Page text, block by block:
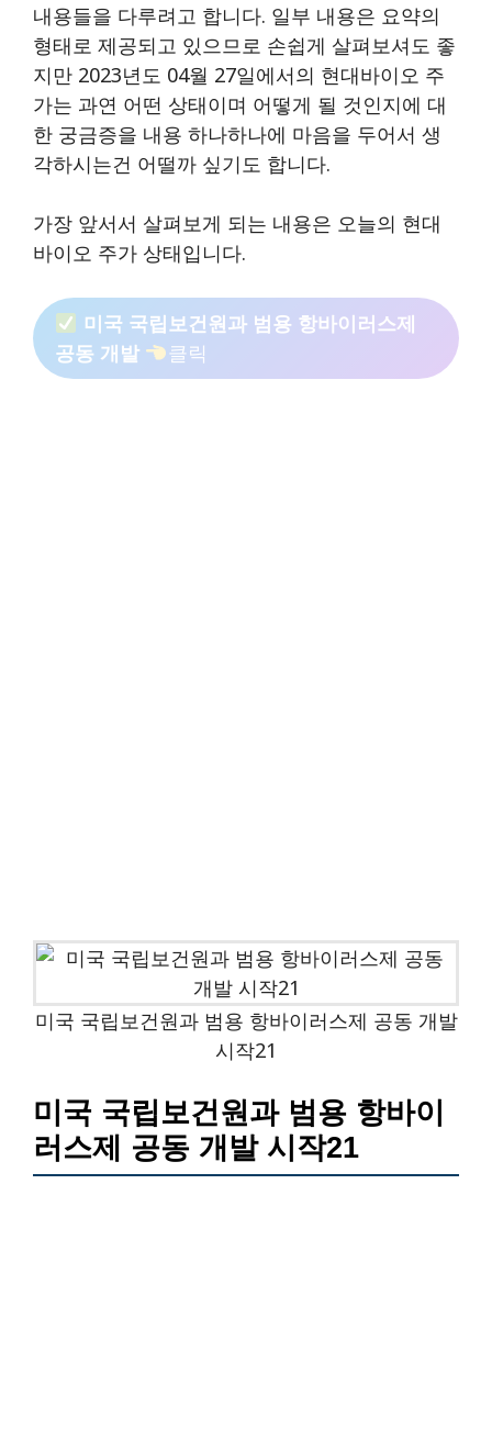
내용들을 다루려고 합니다. 일부 내용은 요약의
형태로 제공되고 있으므로 손쉽게 살펴보셔도 좋
지만 2023년도 04월 27일에서의 현대바이오 주
가는 과연 어떤 상태이며 어떻게 될 것인지에 대
한 궁금증을 내용 하나하나에 마음을 두어서 생
각하시는건 어떨까 싶기도 합니다.
가장 앞서서 살펴보게 되는 내용은 오늘의 현대
바이오 주가 상태입니다.
미국 국립보건원과 범용 항바이러스제
공동 개발
클릭
미국 국립보건원과 범용 항바이러스제 공동 개발
시작21
미국 국립보건원과 범용 항바이
러스제 공동 개발 시작21